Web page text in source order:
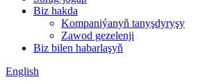
Biz hakda
Kompaniýanyň tanyşdyryşy
Zawod gezelenji
Biz bilen habarlaşyň
English